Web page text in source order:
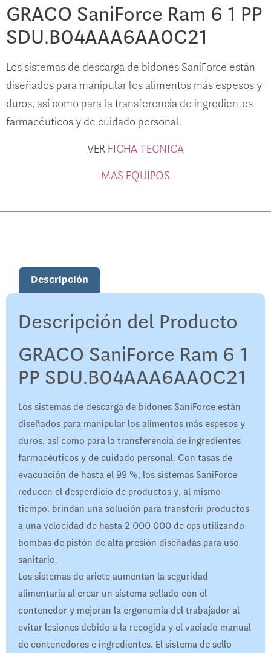
GRACO SaniForce Ram 6 1 PP
SDU.B04AAA6AA0C21
Los sistemas de descarga de bidones SaniForce están
diseñados para manipular los alimentos más espesos y
duros, así como para la transferencia de ingredientes
farmacéuticos y de cuidado personal.
VER FICHA TECNICA
MAS EQUIPOS
Descripción
Descripción del Producto
GRACO SaniForce Ram 6 1
PP SDU.B04AAA6AA0C21
Los sistemas de descarga de bidones SaniForce están
diseñados para manipular los alimentos más espesos y
duros, así como para la transferencia de ingredientes
farmacéuticos y de cuidado personal. Con tasas de
evacuación de hasta el 99 %, los sistemas SaniForce
reducen el desperdicio de productos y, al mismo
tiempo, brindan una solución para transferir productos
a una velocidad de hasta 2 000 000 de cps utilizando
bombas de pistón de alta presión diseñadas para uso
sanitario.
Los sistemas de ariete aumentan la seguridad
alimentaria al crear un sistema sellado con el
contenedor y mejoran la ergonomía del trabajador al
evitar lesiones debido a la recogida y el vaciado manual
de contenedores e ingredientes. El sistema de sello